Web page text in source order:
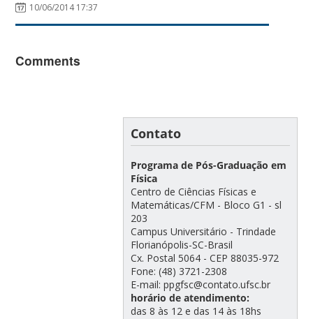
10/06/2014 17:37
Comments
Contato
Programa de Pós-Graduação em
Física
Centro de Ciências Físicas e
Matemáticas/CFM - Bloco G1 - sl
203
Campus Universitário - Trindade
Florianópolis-SC-Brasil
Cx. Postal 5064 - CEP 88035-972
Fone: (48) 3721-2308
E-mail: ppgfsc@contato.ufsc.br
horário de atendimento:
das 8 às 12 e das 14 às 18hs